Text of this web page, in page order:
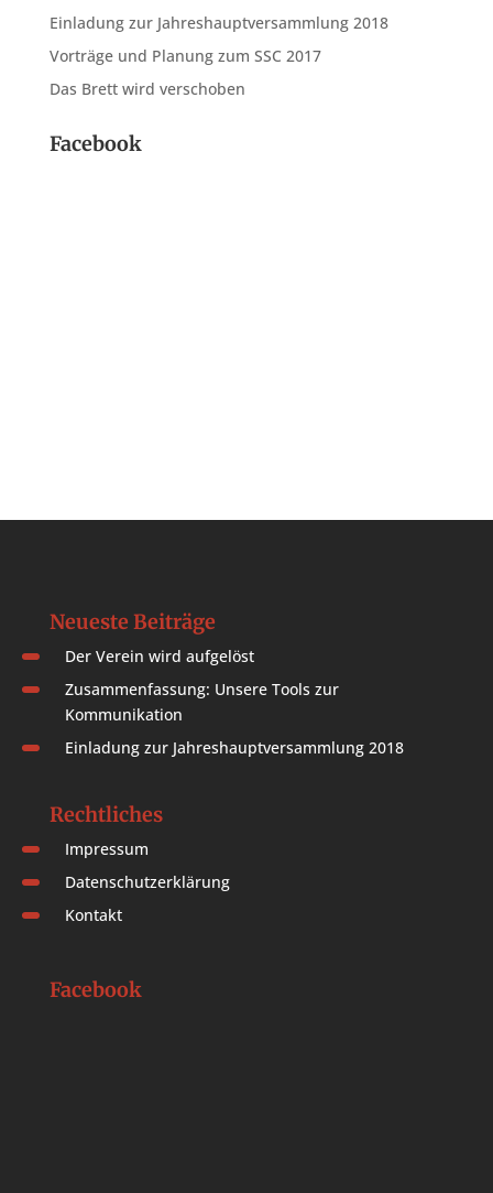
Einladung zur Jahreshauptversammlung 2018
Vorträge und Planung zum SSC 2017
Das Brett wird verschoben
Facebook
Neueste Beiträge
Der Verein wird aufgelöst
Zusammenfassung: Unsere Tools zur
Kommunikation
Einladung zur Jahreshauptversammlung 2018
Rechtliches
Impressum
Datenschutzerklärung
Kontakt
Facebook